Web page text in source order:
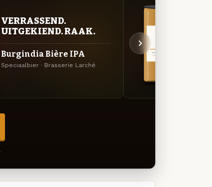
VERRASSEND.
UITGEKIEND. RAAK.
Burgindia Bière IPA
Speciaalbier · Brasserie Larché